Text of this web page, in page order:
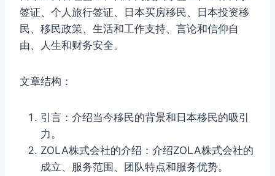
签证、个人旅行签证、日本买房移民、日本投资移
民、移民政策、生活和工作支持、言论和信仰自
由、人生和财务安全。
文章结构：
引言：介绍当今移民的背景和日本移民的吸引
力。
ZOLA株式会社的介绍：介绍ZOLA株式会社的
成立、服务范围、团队特点和服务优势。